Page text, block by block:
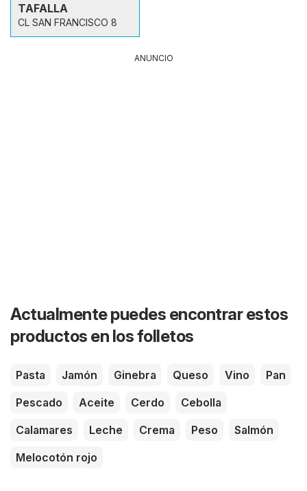
TAFALLA
CL SAN FRANCISCO 8
ANUNCIO
Actualmente puedes encontrar estos
productos en los folletos
Pasta Jamón Ginebra Queso Vino
Pan
Pescado
Aceite Cerdo
Cebolla
Calamares
Leche Crema Peso
Salmón
Melocotón rojo